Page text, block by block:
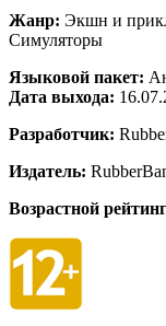
Жанр: Экшн и
Симуляторы
Языковой пакет:
Дата выхода:
Разработчик:
Издатель:
Возрастной